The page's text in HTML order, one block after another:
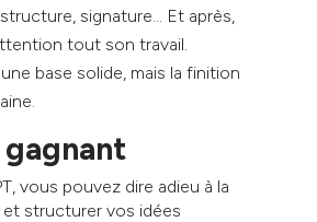
signature… Et après,
tout son travail.
base solide, mais la finition
gagnant
vous pouvez dire adieu à la
et structurer vos idées